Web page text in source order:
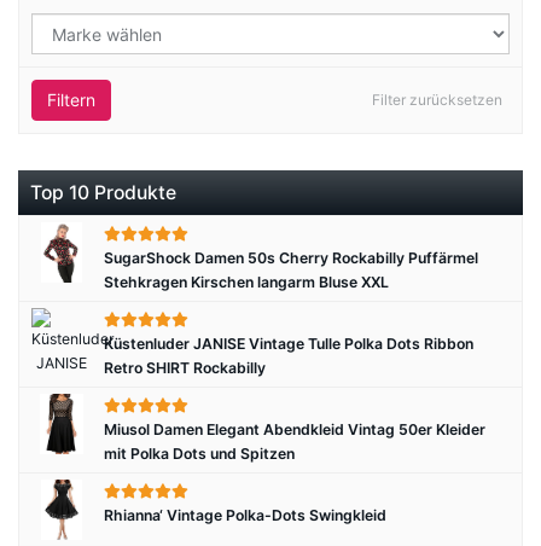
Filter zurücksetzen
Filtern
Top 10 Produkte
SugarShock Damen 50s Cherry Rockabilly Puffärmel
Stehkragen Kirschen langarm Bluse XXL
Küstenluder JANISE Vintage Tulle Polka Dots Ribbon
Retro SHIRT Rockabilly
Miusol Damen Elegant Abendkleid Vintag 50er Kleider
mit Polka Dots und Spitzen
Rhianna‘ Vintage Polka-Dots Swingkleid